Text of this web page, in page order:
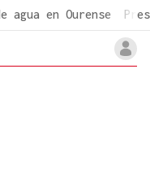
agua en Ourense